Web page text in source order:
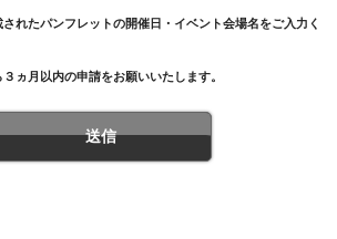
れたパンフレットの開催日・イベント会場名をご入力くだ
ヵ月以内の申請をお願いいたします。